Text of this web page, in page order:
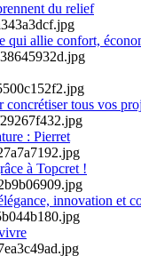
du relief
qui allie confort,
tous vos
: Pierret
à Topcret !
innovation et